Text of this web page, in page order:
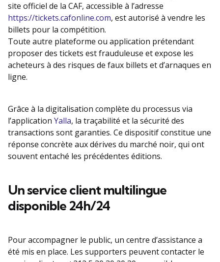
site officiel de la CAF, accessible à l’adresse
https://tickets.cafonline.com, est autorisé à vendre les
billets pour la compétition.
Toute autre plateforme ou application prétendant
proposer des tickets est frauduleuse et expose les
acheteurs à des risques de faux billets et d’arnaques en
ligne.
Grâce à la digitalisation complète du processus via
l’application Yalla, la traçabilité et la sécurité des
transactions sont garanties. Ce dispositif constitue une
réponse concrète aux dérives du marché noir, qui ont
souvent entaché les précédentes éditions.
Un service client multilingue
disponible 24h/24
Pour accompagner le public, un centre d’assistance a
été mis en place. Les supporters peuvent contacter le